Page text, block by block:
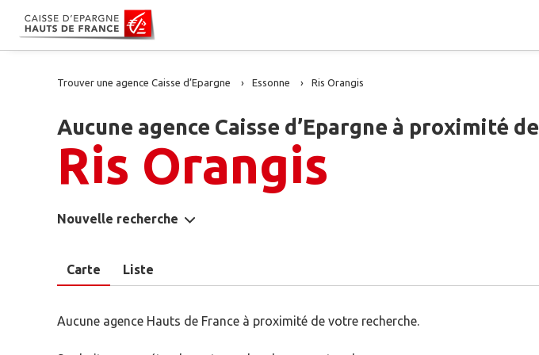
Trouver une agence Caisse d’Epargne Essonne Ris Orangis
Aucune agence Caisse d’Epargne à proximité de
Ris Orangis
Nouvelle recherche
Carte Liste
Aucune agence Hauts de France à proximité de votre recherche.